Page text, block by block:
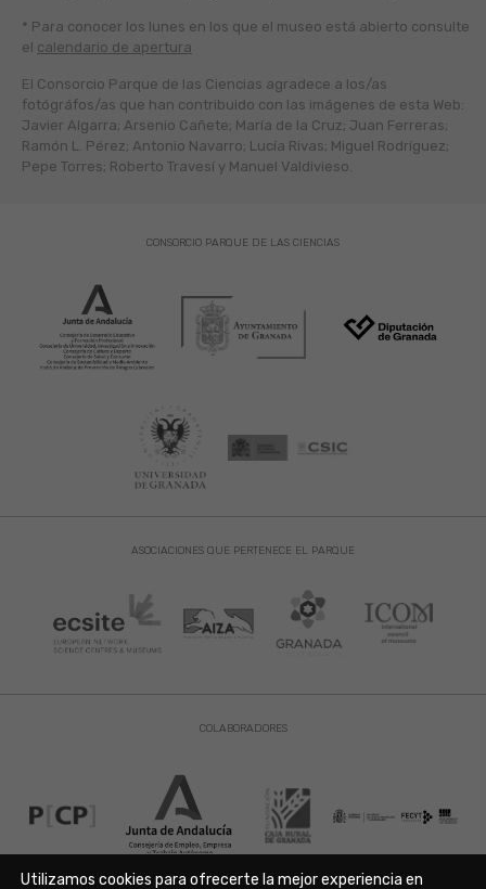
* Para conocer los lunes en los que el museo está abierto consulte
el calendario de apertura
El Consorcio Parque de las Ciencias agradece a los/as
fotógráfos/as que han contribuido con las imágenes de esta Web:
Javier Algarra; Arsenio Cañete; María de la Cruz; Juan Ferreras;
Ramón L. Pérez; Antonio Navarro; Lucía Rivas; Miguel Rodríguez;
Pepe Torres; Roberto Travesí y Manuel Valdivieso.
ASOCIACIONES QUE PERTENECE EL PARQUE
CONSORCIO PARQUE DE LAS CIENCIAS
COLABORADORES
Utilizamos cookies para ofrecerte la mejor experiencia en